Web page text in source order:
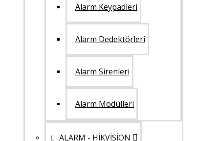
Alarm Keypadleri
Alarm Dedektörleri
Alarm Sirenleri
Alarm Modülleri
ALARM - HİKVİSİON